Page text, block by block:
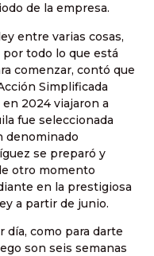
de la empresa.
entre varias cosas,
todo lo que está
comenzar, contó que
Simplificada
en 2024 viajaron a
fue seleccionada
denominado
se preparó y
otro momento
en la prestigiosa
a partir de junio.
como para darte
son seis semanas